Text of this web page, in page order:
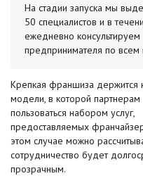
На стадии запуска мы
50 специалистов и в
ежедневно консультируем
предпринимателя по всем
Крепкая франшиза держится
модели, в которой
пользоваться набором услуг,
предоставляемых
этом случае можно
сотрудничество будет
прозрачным.